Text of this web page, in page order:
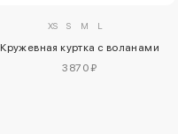
XS S M L
Кружевная куртка с воланами
3870 ₽